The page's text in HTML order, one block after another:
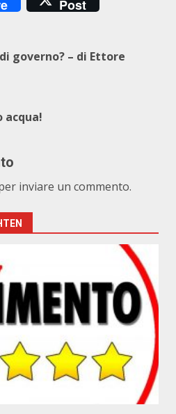
Post
governo? – di Ettore
acqua!
inviare un commento.